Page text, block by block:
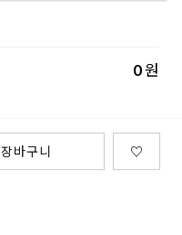
0원
장바구니 ♡